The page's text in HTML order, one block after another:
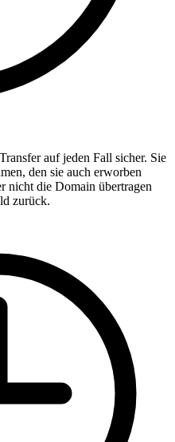
auf jeden Fall sicher. Sie
den sie auch erworben
nicht die Domain übertragen
zurück.